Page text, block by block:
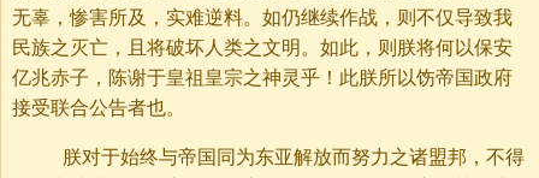
无辜，惨害所及，实难逆料。如仍继续作战，则不仅导致我
民族之灭亡，且将破坏人类之文明。如此，则朕将何以保安
亿兆赤子，陈谢于皇祖皇宗之神灵乎！此朕所以饬帝国政府
接受联合公告者也。
朕对于始终与帝国同为东亚解放而努力之诸盟邦，不得